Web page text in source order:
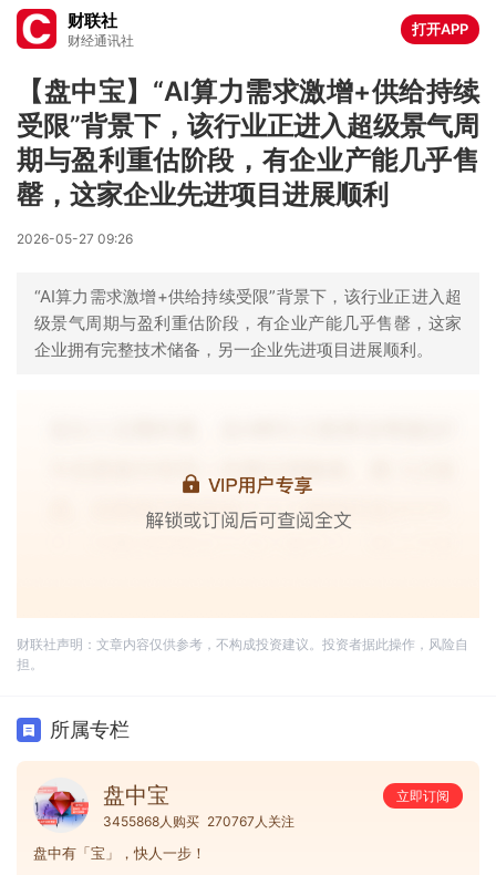
财联社
财经通讯社
打开APP
【盘中宝】“AI算力需求激增+供给持续
受限”背景下，该行业正进入超级景气周
期与盈利重估阶段，有企业产能几乎售
罄，这家企业先进项目进展顺利
2026-05-27 09:26
“AI算力需求激增+供给持续受限”背景下，该行业正进入超
级景气周期与盈利重估阶段，有企业产能几乎售罄，这家
企业拥有完整技术储备，另一企业先进项目进展顺利。
财联社声明：文章内容仅供参考，不构成投资建议。投资者据此操作，风险自
担。
所属专栏
盘中宝
立即订阅
3455868人购买 270767人关注
盘中有「宝」，快人一步！